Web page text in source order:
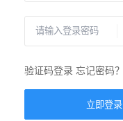
验证码登录 忘记密码？
立即登录